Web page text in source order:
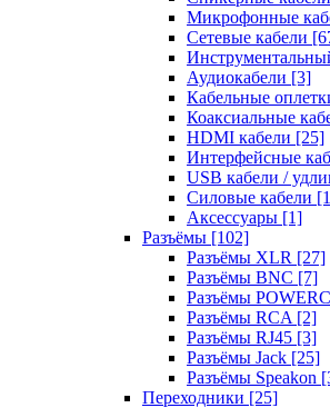
Микрофонные
Сетевые кабели
Аудиокабели [3]
Кабельные
Коаксиальные
HDMI кабели [25]
Интерфейсные
USB кабели /
Силовые кабели
Аксессуары [1]
Разъёмы [102]
Разъёмы XLR [27]
Разъёмы BNC [7]
Разъёмы
Разъёмы RCA [2]
Разъёмы RJ45 [3]
Разъёмы Jack [25]
Разъёмы Speakon
Переходники [25]